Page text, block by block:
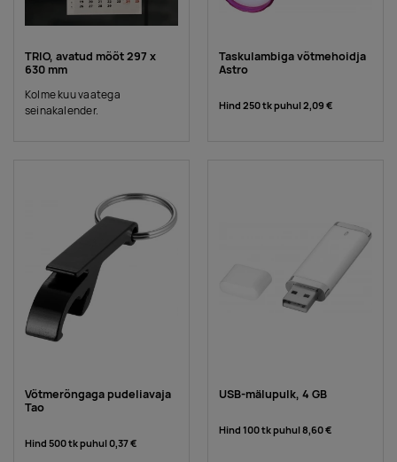
TRIO, avatud mõõt 297 x
630 mm
Kolme kuu vaatega
seinakalender.
Taskulambiga võtmehoidja
Astro
Hind 250 tk puhul2,09 €
Võtmerõngaga pudeliavaja
Tao
Hind 500 tk puhul0,37 €
USB-mälupulk, 4 GB
Hind 100 tk puhul8,60 €